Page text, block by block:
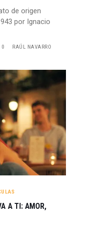
de origen
por Ignacio
0 RAÚL NAVARRO
A TI: AMOR,